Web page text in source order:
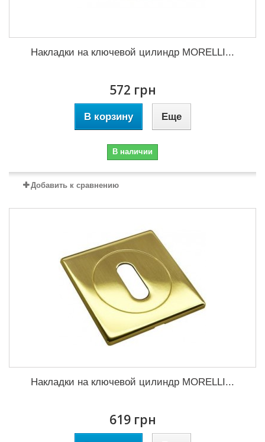
Накладки на ключевой цилиндр MORELLI...
572 грн
В корзину Еще
В наличии
Добавить к сравнению
Накладки на ключевой цилиндр MORELLI...
619 грн